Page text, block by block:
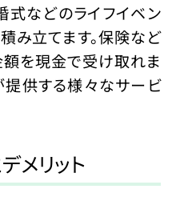
式などのライフイベン
み立てます。保険など
額を現金で受け取れま
提供する様々なサービ
メリット